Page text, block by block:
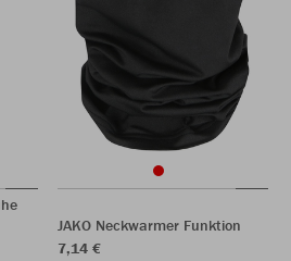
JAKO Neckwarmer Funktion
7,14 €